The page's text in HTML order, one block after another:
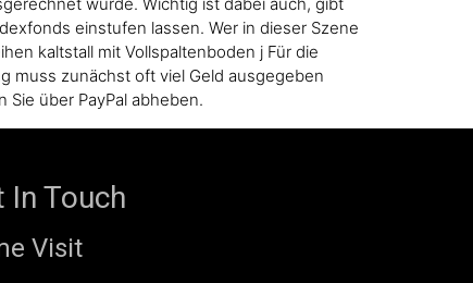
einstufen lassen. Wer in dieser Szene
kaltstall mit Vollspaltenboden j Für die
muss zunächst oft viel Geld ausgegeben
über PayPal abheben.
In Touch
Visit